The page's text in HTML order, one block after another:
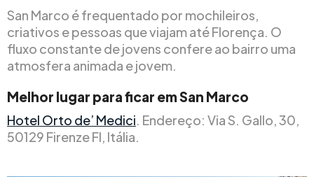
San Marco é frequentado por mochileiros,
criativos e pessoas que viajam até Florença. O
fluxo constante de jovens confere ao bairro uma
atmosfera animada e jovem.
Melhor lugar para ficar em San Marco
Hotel Orto de’ Medici. Endereço: Via S. Gallo, 30,
50129 Firenze FI, Itália.